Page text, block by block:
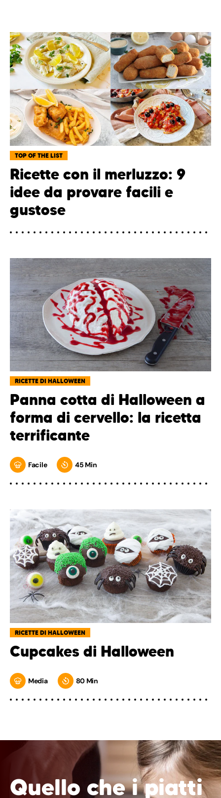
TOP OF THE LIST
Ricette con il merluzzo: 9
idee da provare facili e
gustose
RICETTE DI HALLOWEEN
Panna cotta di Halloween a
forma di cervello: la ricetta
terrificante
Facile 45 Min
RICETTE DI HALLOWEEN
Cupcakes di Halloween
Media 80 Min
Quello che i piatti